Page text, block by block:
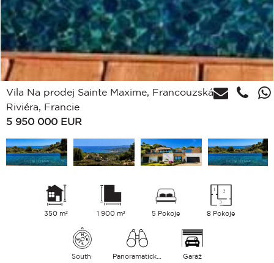
Vila Na prodej Sainte Maxime, Francouzská
Riviéra, Francie
5 950 000 EUR
350 m² 1 900 m² 5 Pokoje 8 Pokoje
South Garáž